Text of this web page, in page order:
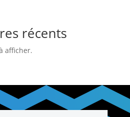
récents
afficher.